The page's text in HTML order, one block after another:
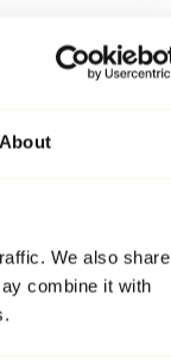
About
We also share
combine it with